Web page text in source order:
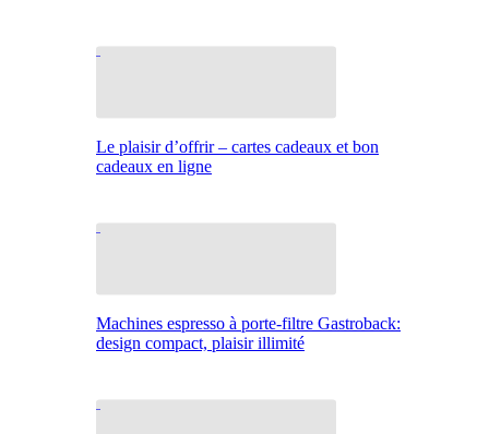
Le plaisir d’offrir – cartes cadeaux et bon
cadeaux en ligne
Machines espresso à porte-filtre Gastroback:
design compact, plaisir illimité